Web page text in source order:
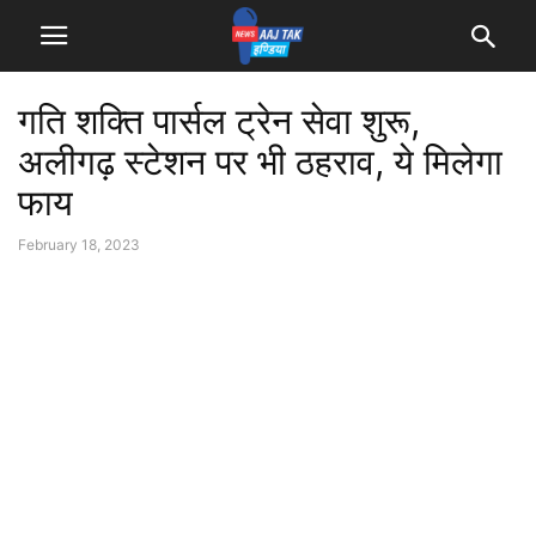
गति शक्ति पार्सल ट्रेन सेवा शुरू,
अलीगढ़ स्टेशन पर भी ठहराव, ये मिलेगा
फाय
February 18, 2023